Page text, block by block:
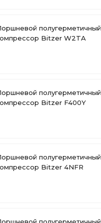
полугерметичный
Bitzer W2TA
полугерметичный
Bitzer F400Y
полугерметичный
Bitzer 4NFR